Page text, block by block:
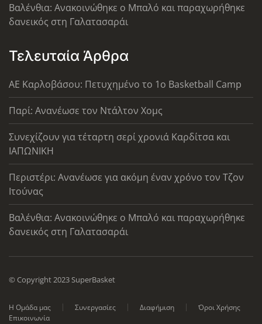
Βαλένθια: Ανακοινώθηκε ο Μπαλό και παραχωρήθηκε
δανεικός στη Γαλατασαράι
Τελευταία Άρθρα
ΑΕ Καρλοβάσου: Πετυχημένο το 1ο Basketball Camp
Παρί: Ανανέωσε τον Ντάλτον Χομς
Συνεχίζουν για τέταρτη σερί χρονιά Καρδίτσα και
ΙΑΠΩΝΙΚΗ
Περιστέρι: Ανανέωσε για ακόμη έναν χρόνο τον Τζον
Ιτούνας
Βαλένθια: Ανακοινώθηκε ο Μπαλό και παραχωρήθηκε
δανεικός στη Γαλατασαράι
© Copyright 2023 SuperBasket
Η Ομάδα μας Συνεργασίες Διαφήμιση
Όροι Χρήσης
Επικοινωνία